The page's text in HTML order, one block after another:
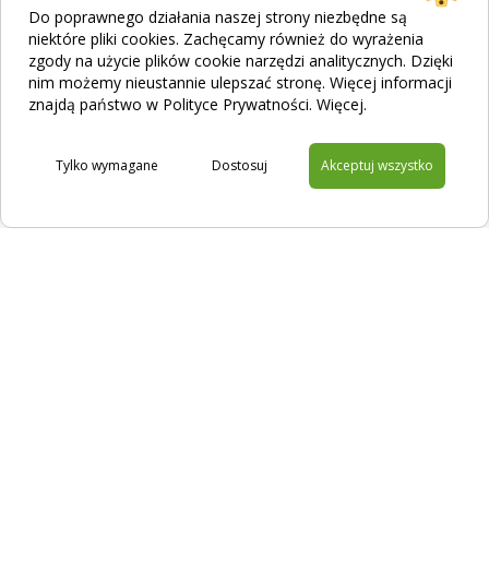
Do poprawnego działania naszej strony niezbędne są
niektóre pliki cookies. Zachęcamy również do wyrażenia
zgody na użycie plików cookie narzędzi analitycznych. Dzięki
nim możemy nieustannie ulepszać stronę. Więcej informacji
znajdą państwo w Polityce Prywatności. Więcej.
Dostosuj
Tylko wymagane Akceptuj wszystko